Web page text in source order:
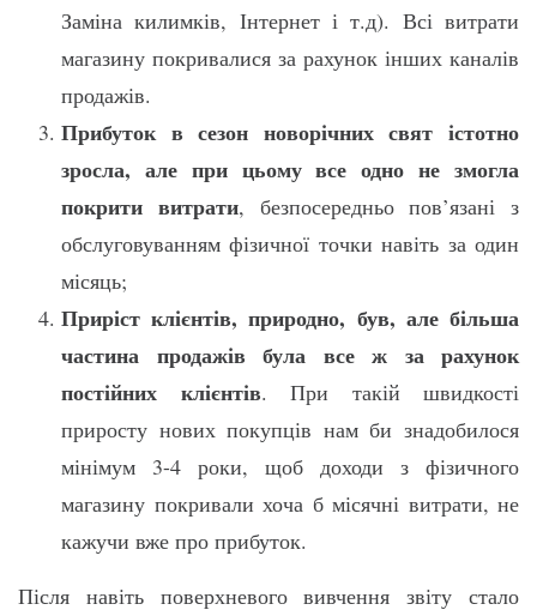
Заміна килимків, Інтернет і т.д). Всі витрати
магазину покривалися за рахунок інших каналів
продажів.
Прибуток в сезон новорічних свят істотно
зросла, але при цьому все одно не змогла
покрити витрати, безпосередньо пов’язані з
обслуговуванням фізичної точки навіть за один
місяць;
Приріст клієнтів, природно, був, але більша
частина продажів була все ж за рахунок
постійних клієнтів. При такій швидкості
приросту нових покупців нам би знадобилося
мінімум 3-4 роки, щоб доходи з фізичного
магазину покривали хоча б місячні витрати, не
кажучи вже про прибуток.
Після навіть поверхневого вивчення звіту стало